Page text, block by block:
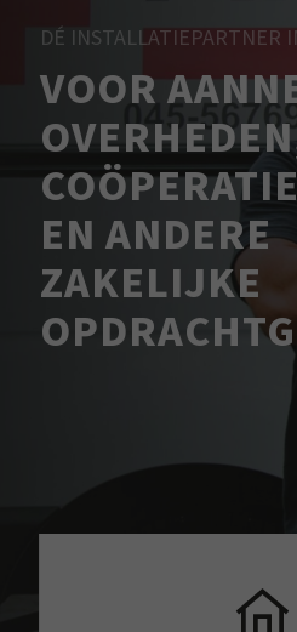
DÉ INSTALLATIEPARTNER
VOOR
EN ANDERE
ZAKELIJKE